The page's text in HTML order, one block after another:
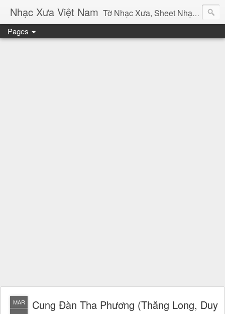
Nhạc Xưa Việt Nam Tờ Nhạc Xưa, Sheet Nhạc Vàng Bolero Lời Bài Hát Chính Xác Sưu Tầm Âm Thanh Băng Nhạc Xưa Việt Nam
Pages
MAR
Cung Đàn Tha Phương (Thăng Long, Duy